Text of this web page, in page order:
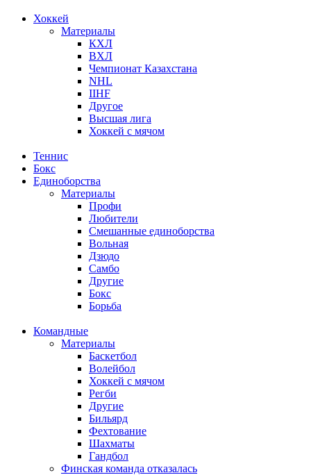
Хоккей
Материалы
КХЛ
ВХЛ
Чемпионат Казахстана
NHL
IIHF
Другое
Высшая лига
Хоккей с мячом
Теннис
Бокс
Единоборства
Материалы
Профи
Любители
Смешанные единоборства
Вольная
Дзюдо
Самбо
Другие
Бокс
Борьба
Командные
Материалы
Баскетбол
Волейбол
Хоккей с мячом
Регби
Другие
Бильярд
Фехтование
Шахматы
Гандбол
Финская команда отказалась